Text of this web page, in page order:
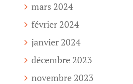
mars 2024
février 2024
janvier 2024
décembre 2023
novembre 2023